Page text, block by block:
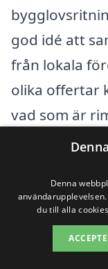
god idé att
från lokala
olika offertar
vad som är
tjänst varje
begära
på så sätt
till ett
Denna
du till alla